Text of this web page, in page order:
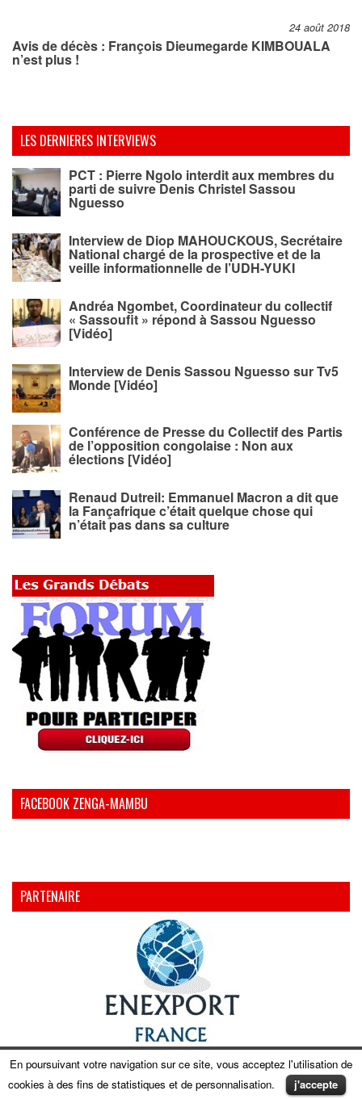
24 août 2018
Avis de décès : François Dieumegarde KIMBOUALA
n’est plus !
LES DERNIERES INTERVIEWS
PCT : Pierre Ngolo interdit aux membres du
parti de suivre Denis Christel Sassou
Nguesso
Interview de Diop MAHOUCKOUS, Secrétaire
National chargé de la prospective et de la
veille informationnelle de l’UDH-YUKI
Andréa Ngombet, Coordinateur du collectif
« Sassoufit » répond à Sassou Nguesso
[Vidéo]
Interview de Denis Sassou Nguesso sur Tv5
Monde [Vidéo]
Conférence de Presse du Collectif des Partis
de l’opposition congolaise : Non aux
élections [Vidéo]
Renaud Dutreil: Emmanuel Macron a dit que
la Fançafrique c’était quelque chose qui
n’était pas dans sa culture
FACEBOOK ZENGA-MAMBU
PARTENAIRE
En poursuivant votre navigation sur ce site, vous acceptez l'utilisation de
cookies à des fins de statistiques et de personnalisation.
j'accepte